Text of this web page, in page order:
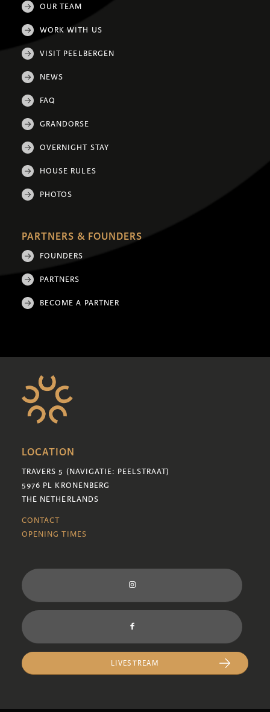
OUR TEAM
WORK WITH US
VISIT PEELBERGEN
NEWS
FAQ
GRANDORSE
OVERNIGHT STAY
HOUSE RULES
PHOTOS
PARTNERS & FOUNDERS
FOUNDERS
PARTNERS
BECOME A PARTNER
LOCATION
TRAVERS 5 (NAVIGATIE: PEELSTRAAT)
5976 PL KRONENBERG
THE NETHERLANDS
CONTACT
OPENING TIMES
LIVESTREAM